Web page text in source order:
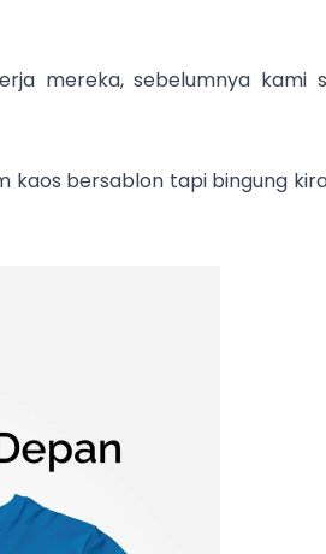
mereka, sebelumnya kami
kaos bersablon tapi bingung